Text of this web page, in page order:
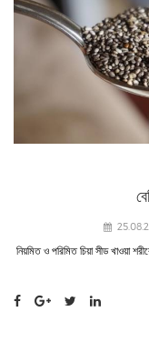
নিয়মিত ও পরিমিত চিয়া সীড খাওয়া